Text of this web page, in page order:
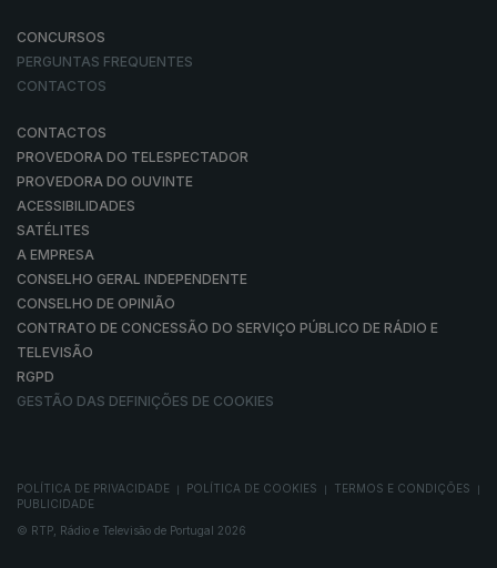
CONCURSOS
PERGUNTAS FREQUENTES
CONTACTOS
CONTACTOS
PROVEDORA DO TELESPECTADOR
PROVEDORA DO OUVINTE
ACESSIBILIDADES
SATÉLITES
A EMPRESA
CONSELHO GERAL INDEPENDENTE
CONSELHO DE OPINIÃO
CONTRATO DE CONCESSÃO DO SERVIÇO PÚBLICO DE RÁDIO E
TELEVISÃO
RGPD
GESTÃO DAS DEFINIÇÕES DE COOKIES
POLÍTICA DE PRIVACIDADE POLÍTICA DE COOKIES TERMOS E CONDIÇÕES
PUBLICIDADE
© RTP, Rádio e Televisão de Portugal 2026